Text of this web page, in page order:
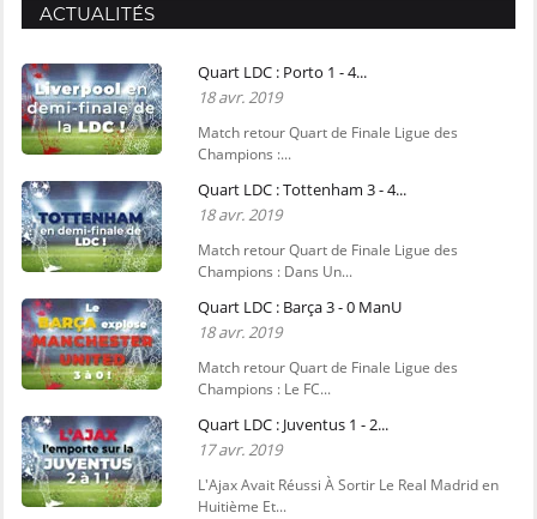
ACTUALITÉS
Quart LDC : Porto 1 - 4...
18 avr. 2019
Match retour Quart de Finale Ligue des
Champions :...
Quart LDC : Tottenham 3 - 4...
18 avr. 2019
Match retour Quart de Finale Ligue des
Champions : Dans Un...
Quart LDC : Barça 3 - 0 ManU
18 avr. 2019
Match retour Quart de Finale Ligue des
Champions : Le FC...
Quart LDC : Juventus 1 - 2...
17 avr. 2019
L'Ajax Avait Réussi À Sortir Le Real Madrid en
Huitième Et...